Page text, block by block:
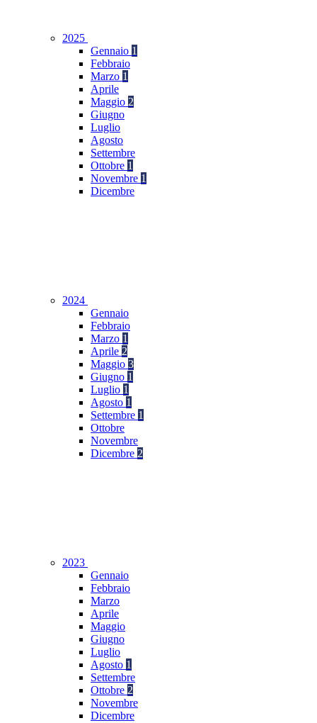
2025
Gennaio 1
Febbraio
Marzo 1
Aprile
Maggio 2
Giugno
Luglio
Agosto
Settembre
Ottobre 1
Novembre 1
Dicembre
2024
Gennaio
Febbraio
Marzo 1
Aprile 2
Maggio 3
Giugno 1
Luglio 1
Agosto 1
Settembre 1
Ottobre
Novembre
Dicembre 2
2023
Gennaio
Febbraio
Marzo
Aprile
Maggio
Giugno
Luglio
Agosto 1
Settembre
Ottobre 2
Novembre
Dicembre